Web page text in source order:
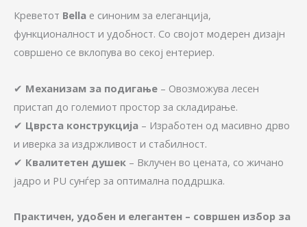
Креветот Bella е синоним за елеганција,
функционалност и удобност. Со својот модерен дизајн
совршено се вклопува во секој ентериер.
✔ Механизам за подигање – Овозможува лесен
пристап до големиот простор за складирање.
✔ Цврста конструкција – Изработен од масивно дрво
и иверка за издржливост и стабилност.
✔ Квалитетен душек – Вклучен во цената, со жичано
јадро и PU сунѓер за оптимална поддршка.
Практичен, удобен и елегантен – совршен избор за